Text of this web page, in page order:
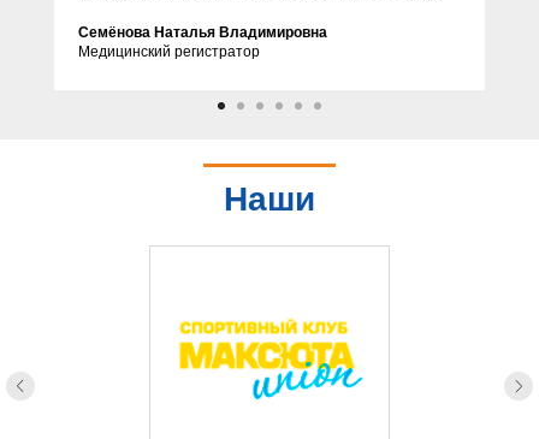
Семёнова Наталья Владимировна
Медицинский регистратор
Наши